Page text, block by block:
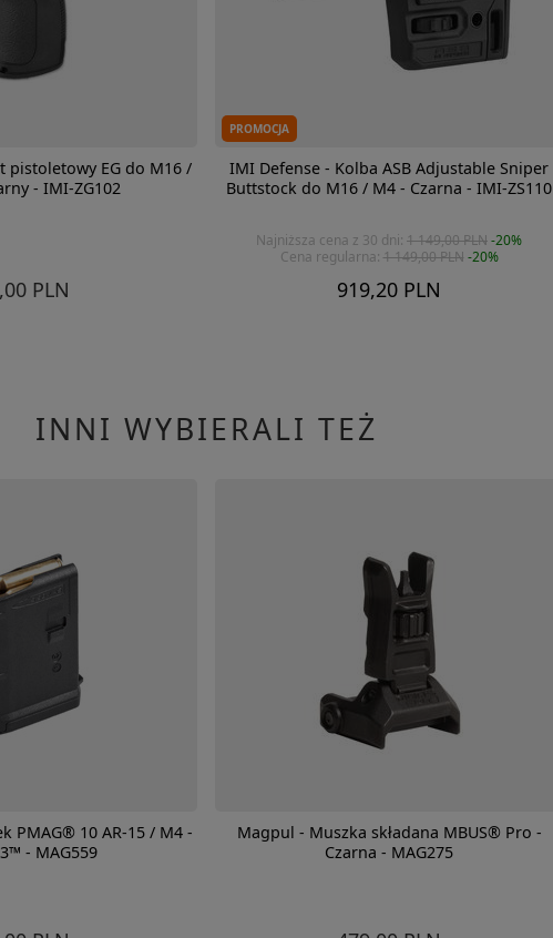
pistoletowy EG do M16 /
- IMI-ZG102
PLN
PROMOCJA
IMI Defense - Kolba ASB Adjustable Sniper
Buttstock do M16 / M4 - Czarna - IMI-ZS110
919,20 PLN
Najniższa cena z 30 dni: 1 149,00 PLN-20%
Cena regularna: 1 149,00 PLN -20%
INNI WYBIERALI TEŻ
PMAG® 10 AR-15 / M4 -
- MAG559
Magpul - Muszka składana MBUS® Pro -
Czarna - MAG275